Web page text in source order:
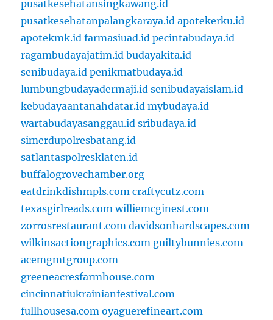
pusatkesehatansingkawang.id
pusatkesehatanpalangkaraya.id apotekerku.id
apotekmk.id farmasiuad.id pecintabudaya.id
ragambudayajatim.id budayakita.id
senibudaya.id penikmatbudaya.id
lumbungbudayadermaji.id senibudayaislam.id
kebudayaantanahdatar.id mybudaya.id
wartabudayasanggau.id sribudaya.id
simerdupolresbatang.id
satlantaspolresklaten.id
buffalogrovechamber.org
eatdrinkdishmpls.com craftycutz.com
texasgirlreads.com williemcginest.com
zorrosrestaurant.com davidsonhardscapes.com
wilkinsactiongraphics.com guiltybunnies.com
acemgmtgroup.com
greeneacresfarmhouse.com
cincinnatiukrainianfestival.com
fullhousesa.com oyaguerefineart.com